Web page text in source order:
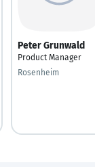
Peter Grunwald
Product Manager
Rosenheim